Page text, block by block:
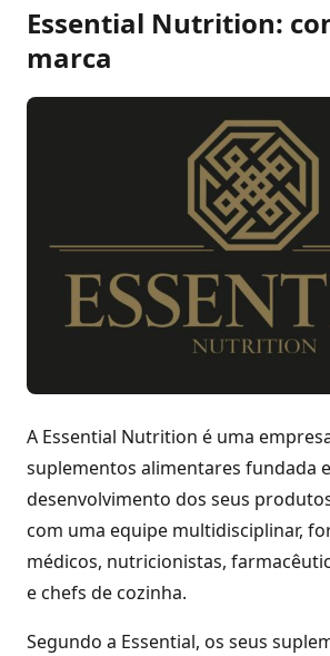
Essential Nutrition:
marca
A Essential Nutrition é uma
suplementos alimentares fundada
desenvolvimento dos seus
com uma equipe multidisciplinar,
médicos, nutricionistas,
e chefs de cozinha.
Segundo a Essential, os seus